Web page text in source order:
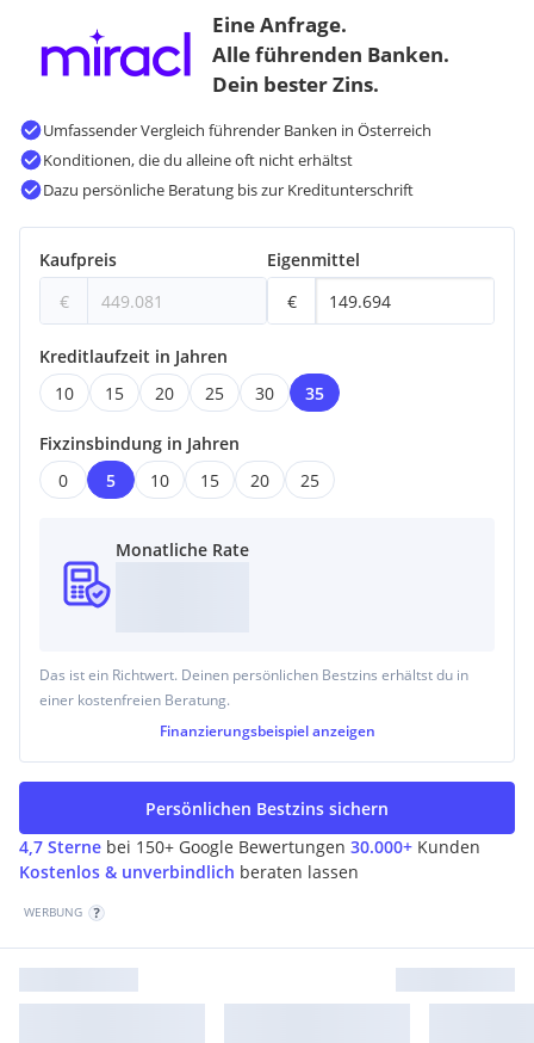
Eine Anfrage.
Alle führenden Banken.
Dein bester Zins.
Umfassender Vergleich führender Banken in Österreich
Konditionen, die du alleine oft nicht erhältst
Dazu persönliche Beratung bis zur Kreditunterschrift
Kaufpreis
€
Eigenmittel
€
Kreditlaufzeit in Jahren
10
15 20 25 30 35
Fixzinsbindung in Jahren
0
5 10 15 20 25
Monatliche Rate
Das ist ein Richtwert. Deinen persönlichen Bestzins erhältst du in
einer kostenfreien Beratung.
Finanzierungsbeispiel anzeigen
4,7 Sterne bei 150+ Google Bewertungen 30.000+ Kunden
Kostenlos & unverbindlich beraten lassen
Persönlichen Bestzins sichern
WERBUNG